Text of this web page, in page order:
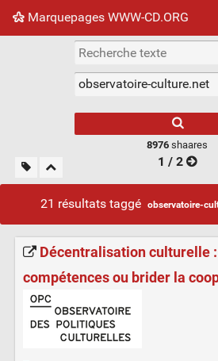
Marquepages WWW-CD.ORG
Nuage de tags Mur d'images
8976 shaares
1 / 2
21 résultats taggé observatoire-
Décentralisation culturelle
compétences ou brider la